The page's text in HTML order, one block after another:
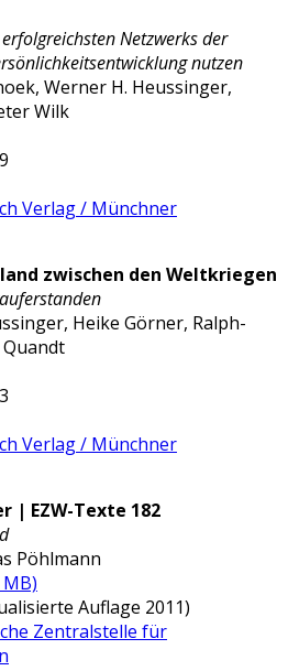
Netzwerks der
nutzen
Werner H. Heussinger,
Wilk
Verlag / Münchner
zwischen den Weltkriegen
Heike Görner, Ralph-
Verlag / Münchner
| EZW-Texte 182
Pöhlmann
Auflage 2011)
Zentralstelle für